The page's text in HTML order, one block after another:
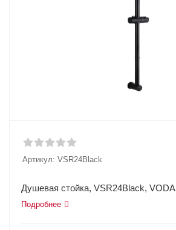
Артикул: VSR24Black
Душевая стойка, VSR24Black, VODA
Подробнее